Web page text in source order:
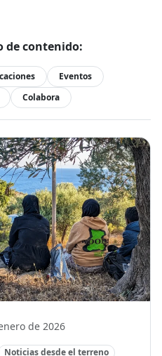
de contenido:
Eventos
Colabora
de 2026
Noticias desde el terreno